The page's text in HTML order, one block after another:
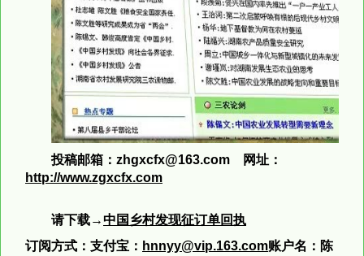
投稿邮箱： zhgxcfx@163.com
网址：
http://www.zgxcfx.com
请下载→中国乡村发现征订单回执
订阅方式： 支付宝： hnnyy@vip.163.com账户名：陈